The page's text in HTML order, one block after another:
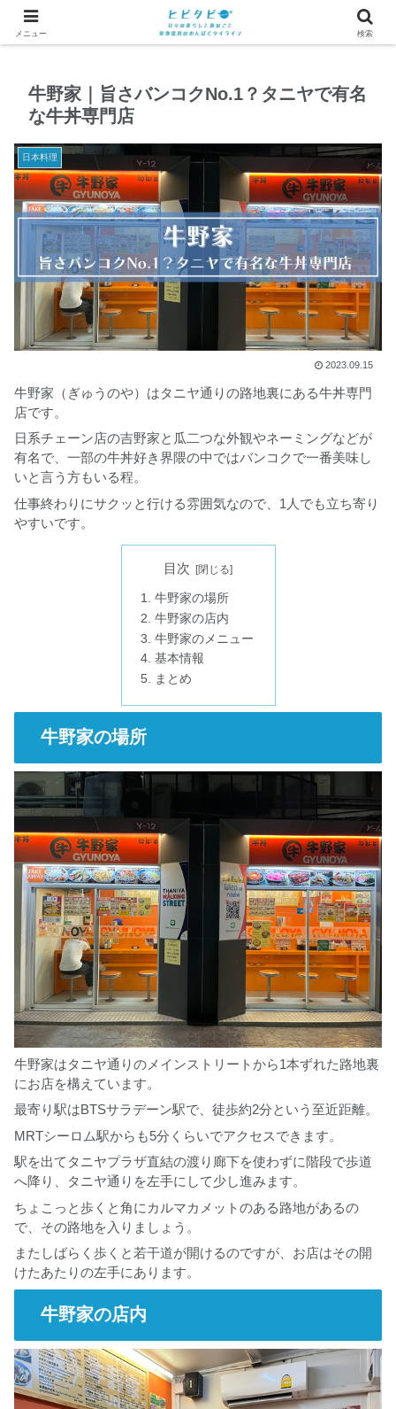
牛野家｜旨さバンコクNo.1？タニヤで有名
な牛丼専門店
日本料理
2023.09.15
牛野家（ぎゅうのや）はタニヤ通りの路地裏にある牛丼専門
店です。
日系チェーン店の吉野家と瓜二つな外観やネーミングなどが
有名で、一部の牛丼好き界隈の中ではバンコクで一番美味し
いと言う方もいる程。
仕事終わりにサクッと行ける雰囲気なので、1人でも立ち寄り
やすいです。
目次
牛野家の場所
牛野家の店内
牛野家のメニュー
基本情報
まとめ
牛野家の場所
牛野家はタニヤ通りのメインストリートから1本ずれた路地裏
にお店を構えています。
最寄り駅はBTSサラデーン駅で、徒歩約2分という至近距離。
MRTシーロム駅からも5分くらいでアクセスできます。
駅を出てタニヤプラザ直結の渡り廊下を使わずに階段で歩道
へ降り、タニヤ通りを左手にして少し進みます。
ちょこっと歩くと角にカルマカメットのある路地があるの
で、その路地を入りましょう。
またしばらく歩くと若干道が開けるのですが、お店はその開
けたあたりの左手にあります。
牛野家の店内
メニュー 検索